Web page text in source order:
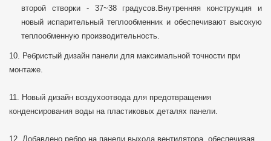
второй створки - 37~38 градусов.Внутренняя конструкция и
новый испарительный теплообменник и обеспечивают высокую
теплообменную производительность.
10. Ребристый дизайн панели для максимальной точности при
монтаже.
11. Новый дизайн воздухоотвода для предотвращения
конденсирования воды на пластиковых деталях панели.
12. Добавлено ребро на панели выхода вентилятора, обеспечивая